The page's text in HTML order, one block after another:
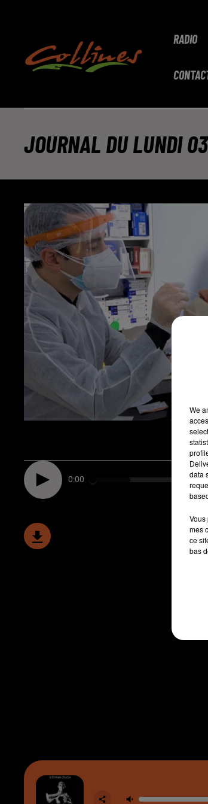
RADIO
JOURNAL DU LUNDI
0:00
We
data
Vous
mes
ce
bas